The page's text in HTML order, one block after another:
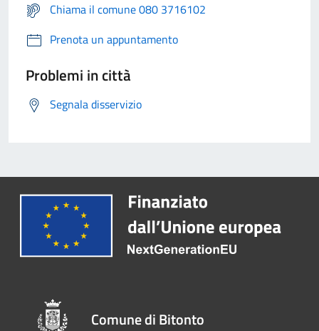
Chiama il comune 080 3716102
Prenota un appuntamento
Problemi in città
Segnala disservizio
Comune di Bitonto